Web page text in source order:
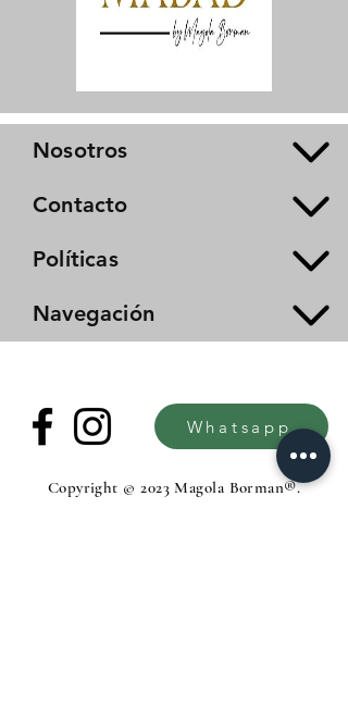
Nosotros
Contacto
Políticas
Navegación
Whatsapp
Copyright © 2023 Magola Borman®.